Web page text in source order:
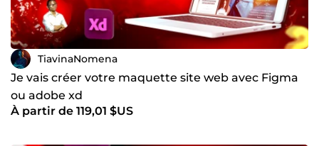
TiavinaNomena
Je vais créer votre maquette site web avec Figma
ou adobe xd
À partir de 119,01 $US